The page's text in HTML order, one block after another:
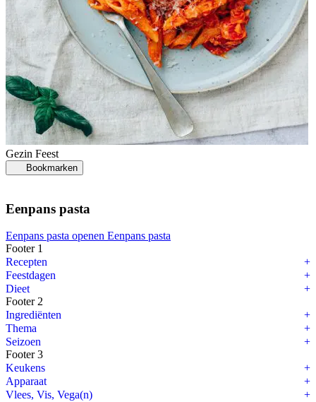
Gezin Feest
Bookmarken
Eenpans pasta
Eenpans pasta openen Eenpans pasta
Footer 1
Recepten
Feestdagen
Dieet
Footer 2
Ingrediënten
Thema
Seizoen
Footer 3
Keukens
Apparaat
Vlees, Vis, Vega(n)